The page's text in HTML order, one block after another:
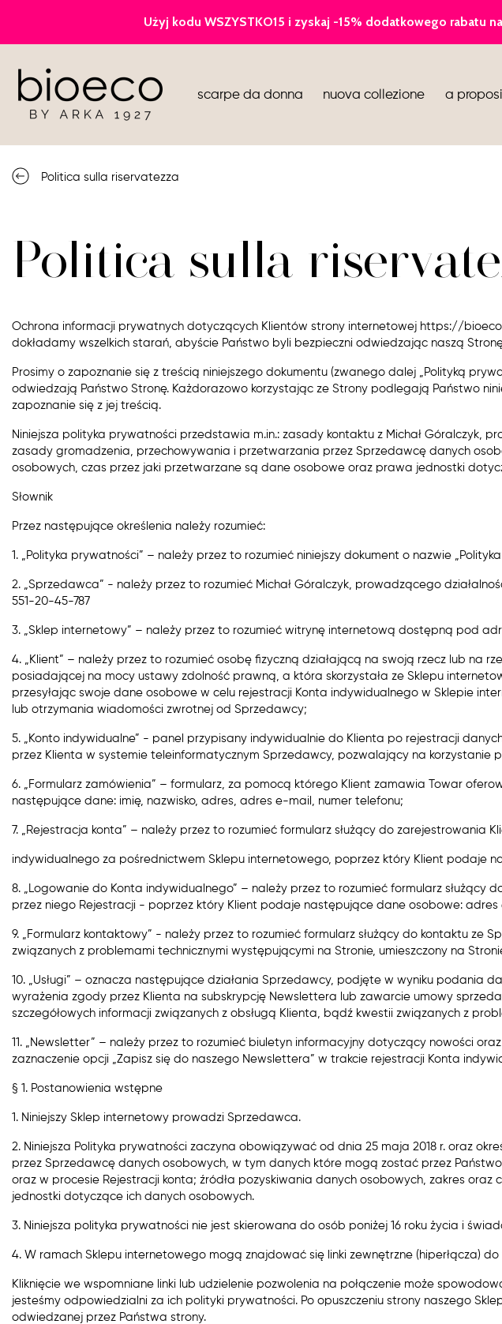
scarpe da donna
gli sport infradito
sandali stivaletti
nuova collezione a
Politica sulla riservatezza
Politica sulla
Ochrona informacji prywatnych dotyczących Klientów strony internetowej https://
dokładamy wszelkich starań, abyście Państwo byli bezpieczni odwiedzając naszą
Prosimy o zapoznanie się z treścią niniejszego dokumentu (zwanego dalej „Polityką
odwiedzają Państwo Stronę. Każdorazowo korzystając ze Strony podlegają Państwo
zapoznanie się z jej treścią.
Niniejsza polityka prywatności przedstawia m.in.: zasady kontaktu z Michał Góralczyk,
zasady gromadzenia, przechowywania i przetwarzania przez Sprzedawcę danych
osobowych, czas przez jaki przetwarzane są dane osobowe oraz prawa jednostki
Słownik
Przez następujące określenia należy rozumieć:
1. „Polityka prywatności” ​– należy przez to rozumieć niniejszy dokument o nazwie
2. „Sprzedawca” ​- należy przez to rozumieć Michał Góralczyk, prowadzącego
551-20-45-787
3. „Sklep internetowy” ​– należy przez to rozumieć witrynę internetową dostępną pod
4. „Klient” ​– należy przez to rozumieć osobę fizyczną działającą na swoją rzecz lub
posiadającej na mocy ustawy zdolność prawną, a która skorzystała ze Sklepu
przesyłając swoje dane osobowe w celu rejestracji Konta indywidualnego w Sklepie
lub otrzymania wiadomości zwrotnej od Sprzedawcy;
5. „Konto indywidualne” - ​panel przypisany indywidualnie do Klienta po rejestracji
przez Klienta w systemie teleinformatycznym Sprzedawcy, pozwalający na korzystanie
6. „Formularz zamówienia” ​– ​formularz, za pomocą którego Klient zamawia Towar
następujące dane: imię, nazwisko, adres, adres e-mail, numer telefonu;
7. „Rejestracja konta” – należy przez to rozumieć formularz służący do zarejestrowania
indywidualnego za pośrednictwem Sklepu internetowego, poprzez który Klient podaje
8. „Logowanie do Konta indywidualnego” – ​należy przez to rozumieć formularz
przez niego Rejestracji - poprzez który Klient podaje następujące dane osobowe: adres
9. „Formularz kontaktowy” - ​należy przez to rozumieć formularz służący do kontaktu ze
związanych z problemami technicznymi występującymi na Stronie, umieszczony na
10. „Usługi” ​– ​oznacza następujące działania Sprzedawcy, podjęte w wyniku
wyrażenia zgody przez Klienta na subskrypcję Newslettera lub zawarcie umowy
szczegółowych informacji związanych z obsługą Klienta, bądź kwestii związanych z
11. „Newsletter” ​– należy przez to rozumieć biuletyn informacyjny dotyczący nowości
zaznaczenie opcji „Zapisz się do naszego Newslettera” w trakcie rejestracji Konta
§ 1. Postanowienia wstępne
1. Niniejszy Sklep internetowy prowadzi Sprzedawca.
2. Niniejsza Polityka prywatności zaczyna obowiązywać od dnia 25 maja 2018 r. oraz
przez Sprzedawcę danych osobowych, w tym danych które mogą zostać przez
oraz w procesie Rejestracji konta; źródła pozyskiwania danych osobowych, zakres
jednostki dotyczące ich danych osobowych.
3. Niniejsza polityka prywatności nie jest skierowana do osób poniżej 16 roku życia i
4. W ramach Sklepu internetowego mogą znajdować się linki zewnętrzne (hiperłącza)
Kliknięcie we wspomniane linki lub udzielenie pozwolenia na połączenie może
jesteśmy odpowiedzialni za ich polityki prywatności. Po opuszczeniu strony naszego
odwiedzanej przez Państwa strony.